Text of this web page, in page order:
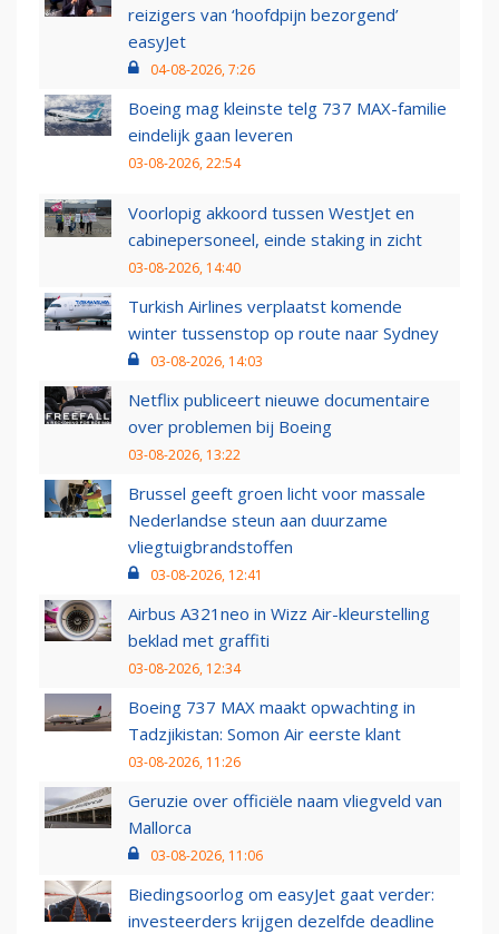
reizigers van ‘hoofdpijn bezorgend’
easyJet
04-08-2026, 7:26
Boeing mag kleinste telg 737 MAX-familie
eindelijk gaan leveren
03-08-2026, 22:54
Voorlopig akkoord tussen WestJet en
cabinepersoneel, einde staking in zicht
03-08-2026, 14:40
Turkish Airlines verplaatst komende
winter tussenstop op route naar Sydney
03-08-2026, 14:03
Netflix publiceert nieuwe documentaire
over problemen bij Boeing
03-08-2026, 13:22
Brussel geeft groen licht voor massale
Nederlandse steun aan duurzame
vliegtuigbrandstoffen
03-08-2026, 12:41
Airbus A321neo in Wizz Air-kleurstelling
beklad met graffiti
03-08-2026, 12:34
Boeing 737 MAX maakt opwachting in
Tadzjikistan: Somon Air eerste klant
03-08-2026, 11:26
Geruzie over officiële naam vliegveld van
Mallorca
03-08-2026, 11:06
Biedingsoorlog om easyJet gaat verder:
investeerders krijgen dezelfde deadline